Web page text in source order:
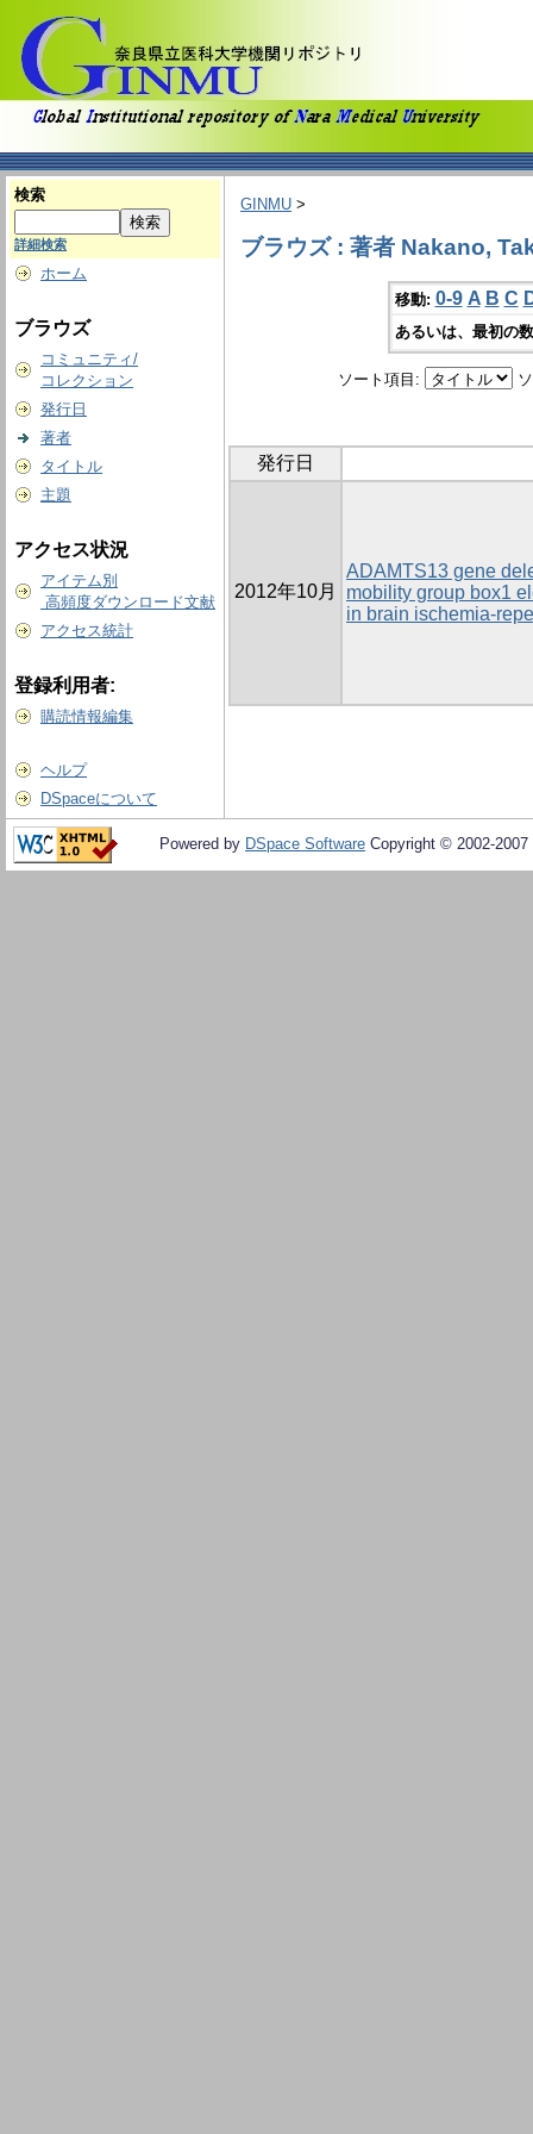
検索
詳細検索
ホーム
ブラウズ
コミュニティ/
コレクション
発行日
著者
タイトル
主題
アクセス状況
アイテム別
高頻度ダウンロード文献
アクセス統計
登録利用者:
購読情報編集
ヘルプ
DSpaceについて
GINMU >
ブラウズ : 著者 Nakano,
移動: 0-9 A B C
あるいは、最初の
ソート項目:
発行日
2012年10月
ADAMTS13 gene
mobility group box1
in brain ischemia-
Powered by DSpace Software Copyright © 2002-2007